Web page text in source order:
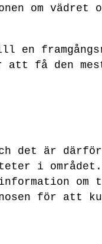
om vädret
att få den
det är
i området.
om
för att